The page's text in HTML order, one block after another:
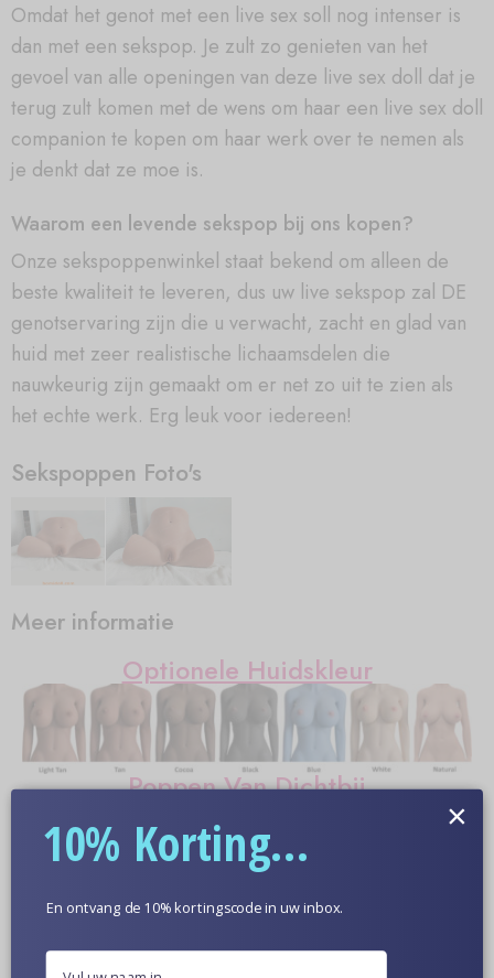
Omdat het genot met een live sex soll nog intenser is
dan met een sekspop. Je zult zo genieten van het
gevoel van alle openingen van deze live sex doll dat je
terug zult komen met de wens om haar een live sex doll
companion te kopen om haar werk over te nemen als
je denkt dat ze moe is.
Waarom een levende sekspop bij ons kopen?
Onze sekspoppenwinkel staat bekend om alleen de
beste kwaliteit te leveren, dus uw live sekspop zal DE
genotservaring zijn die u verwacht, zacht en glad van
huid met zeer realistische lichaamsdelen die
nauwkeurig zijn gemaakt om er net zo uit te zien als
het echte werk. Erg leuk voor iedereen!
Sekspoppen Foto's
Meer informatie
Optionele Huidskleur
Poppen Van Dichtbij
10% Korting...
En ontvang de 10% kortingscode in uw inbox.
×